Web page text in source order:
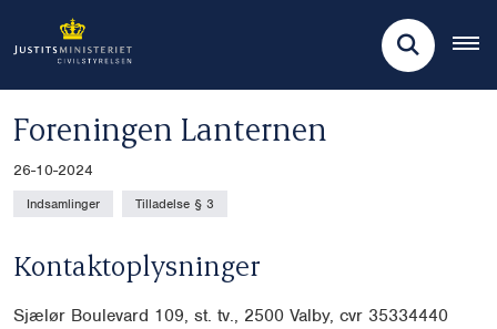
Foreningen Lanternen
26-10-2024
Indsamlinger Tilladelse § 3
Kontaktoplysninger
Sjælør Boulevard 109, st. tv., 2500 Valby, cvr 35334440